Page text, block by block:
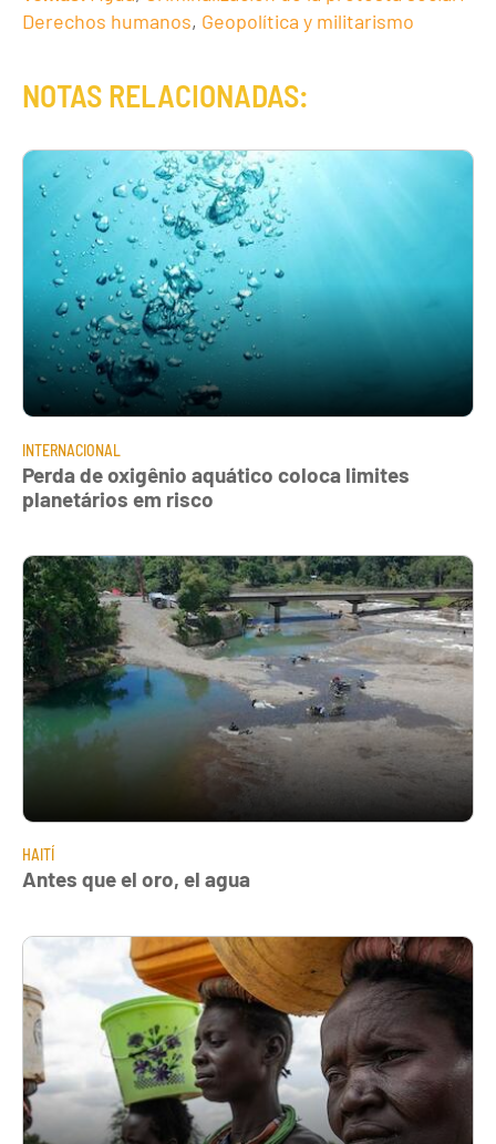
Derechos humanos, Geopolítica y militarismo
NOTAS RELACIONADAS:
INTERNACIONAL
Perda de oxigênio aquático coloca limites
planetários em risco
HAITÍ
Antes que el oro, el agua